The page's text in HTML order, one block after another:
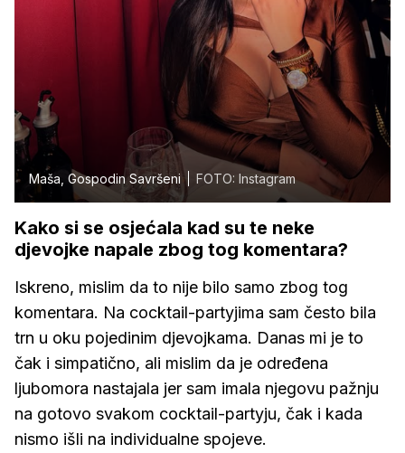
Maša, Gospodin Savršeni FOTO: Instagram
Kako si se osjećala kad su te neke
djevojke napale zbog tog komentara?
Iskreno, mislim da to nije bilo samo zbog tog
komentara. Na cocktail-partyjima sam često bila
trn u oku pojedinim djevojkama. Danas mi je to
čak i simpatično, ali mislim da je određena
ljubomora nastajala jer sam imala njegovu pažnju
na gotovo svakom cocktail-partyju, čak i kada
nismo išli na individualne spojeve.